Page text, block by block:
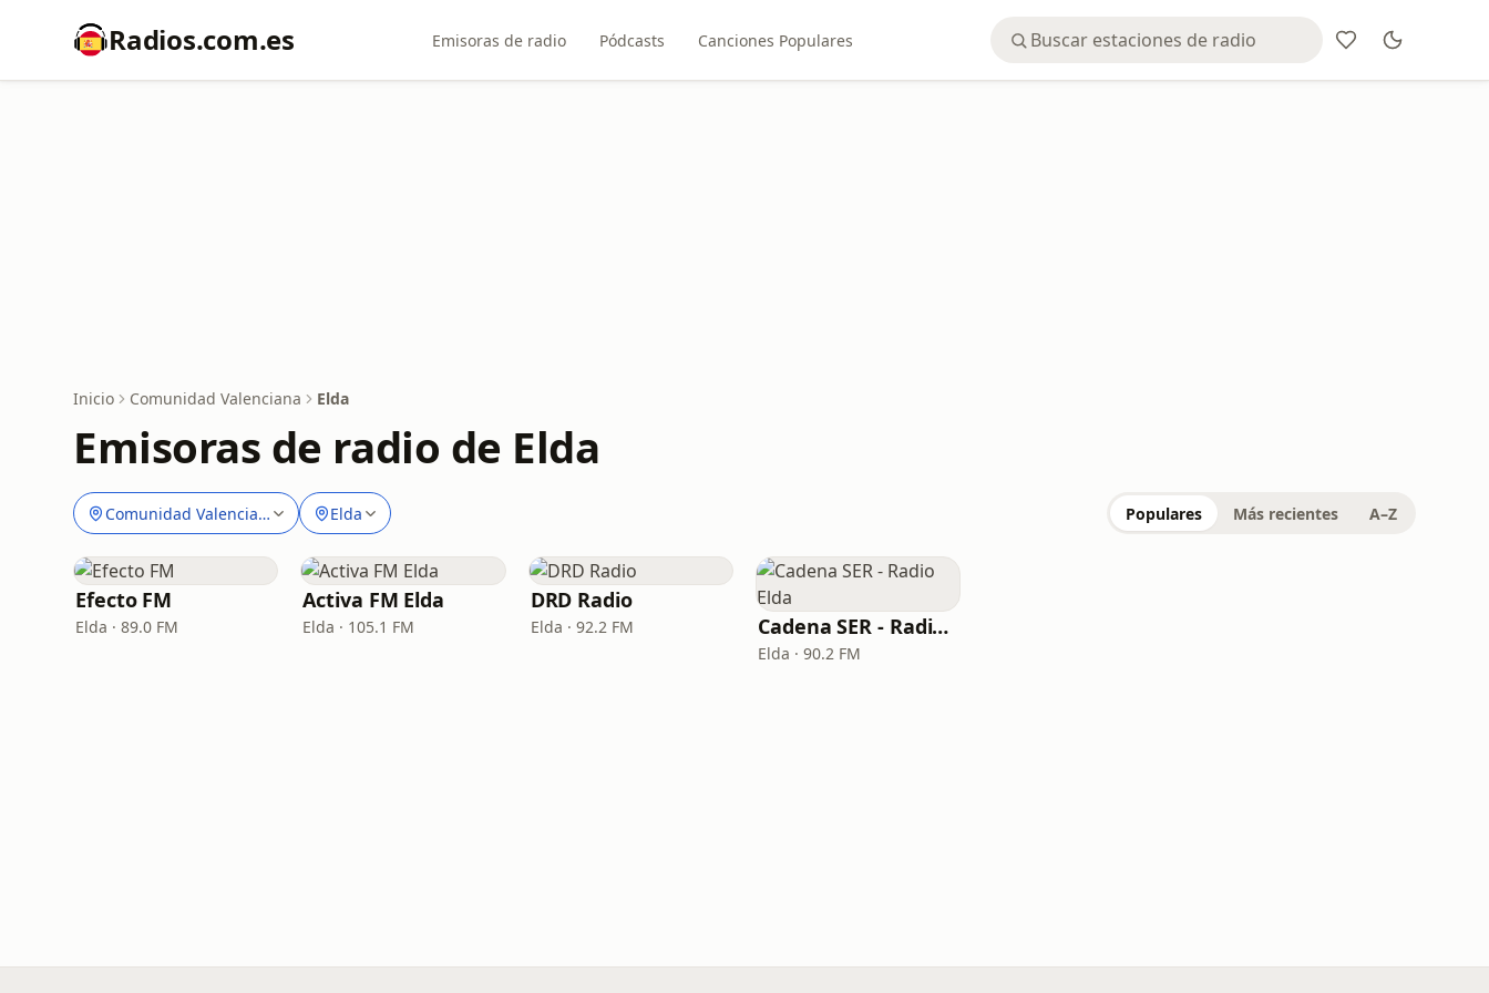
Radios.com.es Emisoras de radio Pódcasts Canciones Populares
Inicio Comunidad Valenciana Elda
Emisoras de radio de Elda
Comunidad Valenciana Elda Populares Más recientes A–Z
Efecto FM
Elda · 89.0 FM
Activa FM Elda
Elda · 105.1 FM
DRD Radio
Elda · 92.2 FM Cadena SER - Radio Elda
Elda · 90.2 FM